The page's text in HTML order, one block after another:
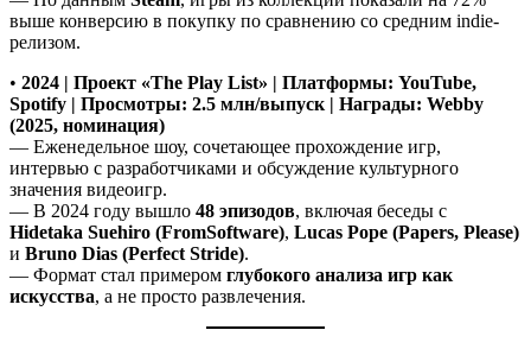
выше конверсию в покупку по сравнению со средним indie-
релизом.
• 2024 | Проект «The Play List» | Платформы: YouTube,
Spotify | Просмотры: 2.5 млн/выпуск | Награды: Webby
(2025, номинация)
— Еженедельное шоу, сочетающее прохождение игр,
интервью с разработчиками и обсуждение культурного
значения видеоигр.
— В 2024 году вышло 48 эпизодов, включая беседы с
Hidetaka Suehiro (FromSoftware), Lucas Pope (Papers, Please)
и Bruno Dias (Perfect Stride).
— Формат стал примером глубокого анализа игр как
искусства, а не просто развлечения.